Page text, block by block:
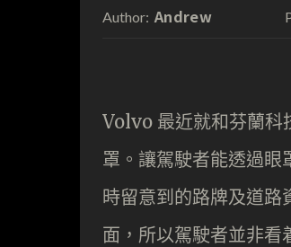
Author: Andrew
Volvo 最近就和芬蘭科
罩。讓駕駛者能透過眼
時留意到的路牌及道路
面，所以駕駛者並非看